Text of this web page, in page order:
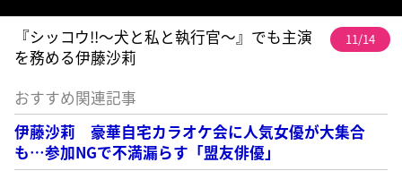
『シッコウ!!～犬と私と執行官～』でも主演
を務める伊藤沙莉
11/14
おすすめ関連記事
伊藤沙莉 豪華自宅カラオケ会に人気女優が大集合
も…参加NGで不満漏らす「盟友俳優」